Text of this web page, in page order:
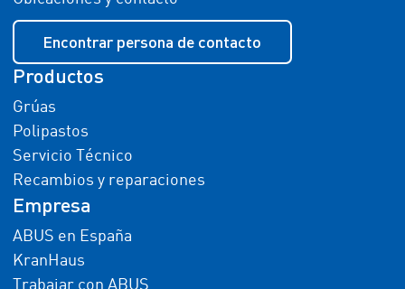
Encontrar persona de contacto
Productos
Grúas
Polipastos
Servicio Técnico
Recambios y reparaciones
Empresa
ABUS en España
KranHaus
Trabajar con ABUS